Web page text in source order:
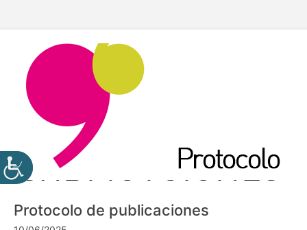
Protocolo de publicaciones